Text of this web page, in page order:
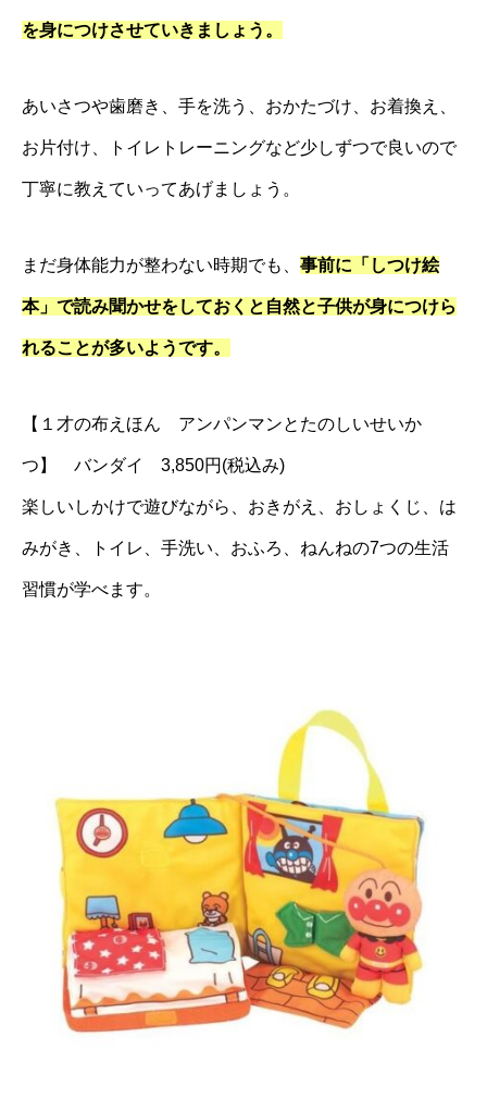
を身につけさせていきましょう。
あいさつや歯磨き、手を洗う、おかたづけ、お着換え、
お片付け、トイレトレーニングなど少しずつで良いので
丁寧に教えていってあげましょう。
まだ身体能力が整わない時期でも、 事前に「しつけ絵
本」で読み聞かせをしておくと自然と子供が身につけら
れることが多いようです。
【１才の布えほん アンパンマンとたのしいせいか
つ】 バンダイ 3,850円(税込み)
楽しいしかけで遊びながら、おきがえ、おしょくじ、は
みがき、トイレ、手洗い、おふろ、ねんねの7つの生活
習慣が学べます。